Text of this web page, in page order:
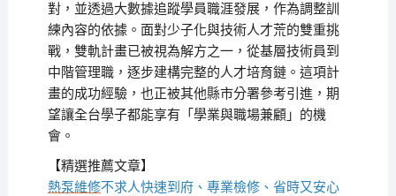
對，並透過大數據追蹤學員職涯發展，作為調整訓
練內容的依據。面對少子化與技術人才荒的雙重挑
戰，雙軌計畫已被視為解方之一，從基層技術員到
中階管理職，逐步建構完整的人才培育鏈。這項計
畫的成功經驗，也正被其他縣市分署參考引進，期
望讓全台學子都能享有「學業與職場兼顧」的機
會。
【精選推薦文章】
熱泵維修不求人快速到府、專業檢修、省時又安心